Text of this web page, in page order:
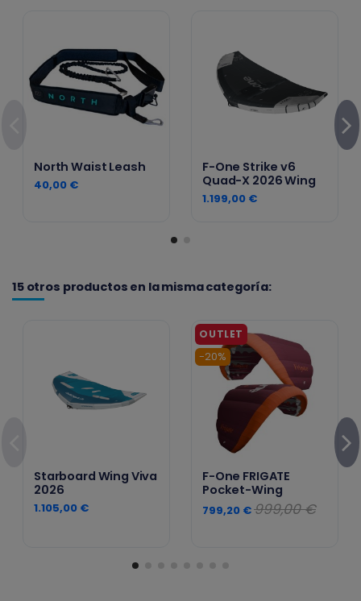
North Waist Leash
40,00 €
F-One Strike v6
Quad-X 2026 Wing
1.199,00 €
15 otros productos en la misma categoría:
Starboard Wing Viva
2026
1.105,00 €
-20%
F-One FRIGATE
Pocket-Wing
799,20 €999,00 €